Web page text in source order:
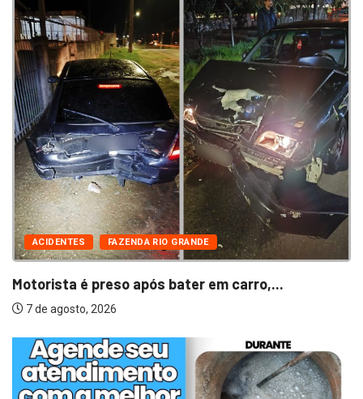
ACIDENTES FAZENDA RIO GRANDE
Motorista é preso após bater em carro,...
7 de agosto, 2026